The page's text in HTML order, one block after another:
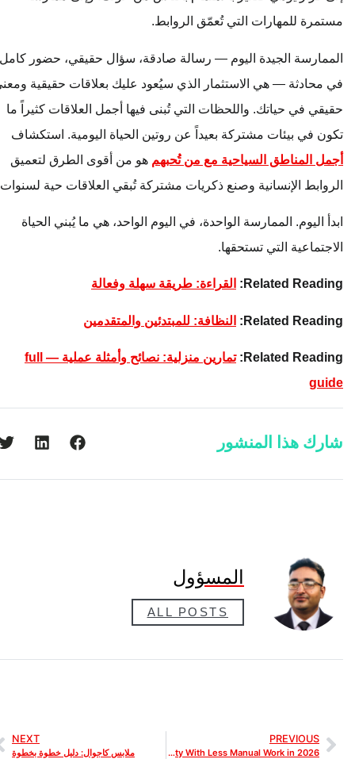
مستمرة للمهارات التي تُعمّق الروابط.
الممارسة الجيدة اليوم — رسالة صادقة، سؤال حقيقي، حضور كامل
في محادثة — هي الاستثمار الذي سيُعود عليك بعلاقات حقيقية ومعنى
حقيقي في حياتك. واللحظات التي تُبنى فيها أجمل العلاقات كثيراً ما
تكون في بيئات مشتركة بعيداً عن روتين الحياة اليومية. استكشاف
أجمل المناطق السياحية مع من تُحبهمهو من أقوى الطرق لتعميق
الروابط الإنسانية وصنع ذكريات مشتركة تُبقي العلاقات حية لسنوات.
ابدأ اليوم. الممارسة الواحدة، في اليوم الواحد، هي ما يُبني الحياة
الاجتماعية التي تستحقها.
Related Reading: القراءة: طريقة سهلة وفعالة
Related Reading: النظافة: للمبتدئين والمتقدمين
Related Reading:
تمارين منزلية: نصائح وأمثلة عملية — full
guide
شارك هذا المنشور
المسؤول
ALL POSTS
PREVIOUS
Best SEO Reporting Tools for Web Designers Reporting Rankings and Visibility With Less Manual Work in 2026
NEXT
ملابس كاجوال: دليل خطوة بخطوة